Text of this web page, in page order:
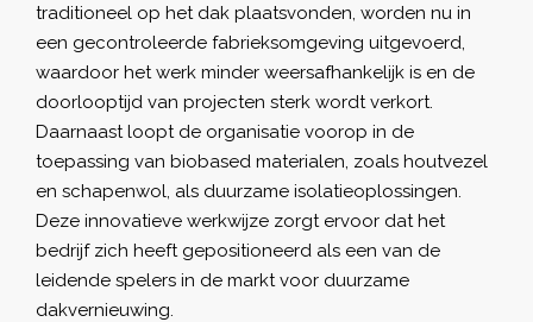
traditioneel op het dak plaatsvonden, worden nu in
een gecontroleerde fabrieksomgeving uitgevoerd,
waardoor het werk minder weersafhankelijk is en de
doorlooptijd van projecten sterk wordt verkort.
Daarnaast loopt de organisatie voorop in de
toepassing van biobased materialen, zoals houtvezel
en schapenwol, als duurzame isolatieoplossingen.
Deze innovatieve werkwijze zorgt ervoor dat het
bedrijf zich heeft gepositioneerd als een van de
leidende spelers in de markt voor duurzame
dakvernieuwing.